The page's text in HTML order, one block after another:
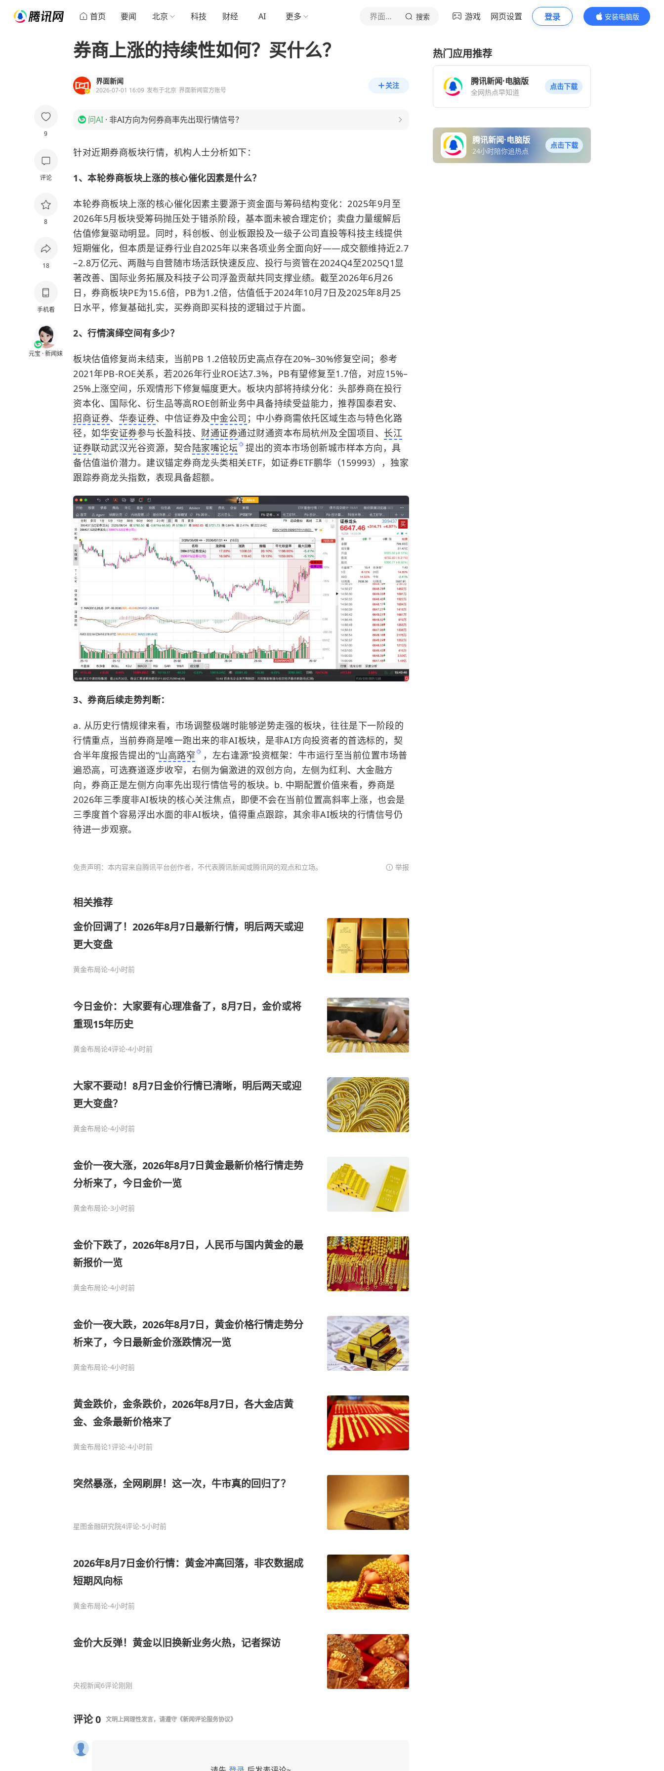
首页 要闻 北京 科技 财经 AI 更多 界面新闻 搜索 游戏 网页设置 登录
安装电脑版
内容更精彩
9
评论
8
18
手机看
元宝 · 新闻妹
券商上涨的持续性如何？买什么？
界面新闻
2026-07-01 16:09 发布于北京 界面新闻官方账号
关注
问AI · 非AI方向为何券商率先出现行情信号？
针对近期券商板块行情，机构人士分析如下：
1、本轮券商板块上涨的核心催化因素是什么？
本轮券商板块上涨的核心催化因素主要源于资金面与筹码结构变化：2025年9月至
2026年5月板块受筹码抛压处于错杀阶段，基本面未被合理定价；卖盘力量缓解后
估值修复驱动明显。同时， 科创板、 创业板跟投及一级子公司直投等科技主线提供
短期催化，但本质是证券行业自2025年以来各项业务全面向好——成交额维持近2.7
–2.8万亿元、两融与自营随市场活跃快速反应、投行与资管在2024Q4至2025Q1显
著改善、国际业务拓展及科技子公司浮盈贡献共同支撑业绩。截至2026年6月26
日，券商板块PE为15.6倍，PB为1.2倍，估值低于2024年10月7日及2025年8月25
日水平，修复基础扎实，买券商即买科技的逻辑过于片面。
2、行情演绎空间有多少？
板块估值修复尚未结束，当前PB 1.2倍较历史高点存在20%–30%修复空间；参考
2021年PB-ROE关系，若2026年行业ROE达7.3%，PB有望修复至1.7倍，对应15%–
25%上涨空间，乐观情形下修复幅度更大。板块内部将持续分化：头部券商在投行
资本化、国际化、衍生品等高ROE创新业务中具备持续受益能力，推荐国泰君安、
招商证券、 华泰证券、中信证券及中金公司 ；中小券商需依托区域生态与特色化路
径，如华安证券参与长盈科技、 财通证券通过财通资本布局杭州及全国项目、 长江
证券联动武汉光谷资源，契合陆家嘴论坛
提出的资本市场创新城市样本方向，具
备估值溢价潜力。建议锚定券商龙头类相关ETF，如证券ETF鹏华（159993），独家
跟踪券商龙头指数，表现具备超额。
3、券商后续走势判断：
a. 从历史行情规律来看，市场调整极端时能够逆势走强的板块，往往是下一阶段的
行情重点，当前券商是唯一跑出来的非AI板块，是非AI方向投资者的首选标的，契
合半年度报告提出的“山高路窄
，左右逢源”投资框架：牛市运行至当前位置市场普
遍恐高，可选赛道逐步收窄，右侧为偏激进的双创方向，左侧为红利、大金融方
向，券商正是左侧方向率先出现行情信号的板块。b. 中期配置价值来看，券商是
2026年三季度非AI板块的核心关注焦点，即便不会在当前位置高斜率上涨，也会是
三季度首个容易浮出水面的非AI板块，值得重点跟踪，其余非AI板块的行情信号仍
待进一步观察。
免责声明：本内容来自腾讯平台创作者，不代表腾讯新闻或腾讯网的观点和立场。 举报
相关推荐
金价回调了！2026年8月7日最新行情，明后两天或迎
更大变盘
黄金布局论-4小时前
今日金价：大家要有心理准备了，8月7日，金价或将
重现15年历史
黄金布局论4评论-4小时前
大家不要动！8月7日金价行情已清晰，明后两天或迎
更大变盘？
黄金布局论-4小时前
金价一夜大涨，2026年8月7日黄金最新价格行情走势
分析来了，今日金价一览
黄金布局论-3小时前
金价下跌了，2026年8月7日，人民币与国内黄金的最
新报价一览
黄金布局论-4小时前
金价一夜大跌，2026年8月7日，黄金价格行情走势分
析来了，今日最新金价涨跌情况一览
黄金布局论-4小时前
黄金跌价，金条跌价，2026年8月7日，各大金店黄
金、金条最新价格来了
黄金布局论1评论-4小时前
突然暴涨，全网刷屏！这一次，牛市真的回归了？
星图金融研究院4评论-5小时前
2026年8月7日金价行情：黄金冲高回落，非农数据成
短期风向标
黄金布局论-4小时前
金价大反弹！黄金以旧换新业务火热，记者探访
央视新闻6评论刚刚
评论0 文明上网理性发言，请遵守 《新闻评论服务协议》
热门应用推荐
腾讯新闻·电脑版
全网热点早知道
点击下载
腾讯新闻·电脑版
24小时陪你追热点
点击下载